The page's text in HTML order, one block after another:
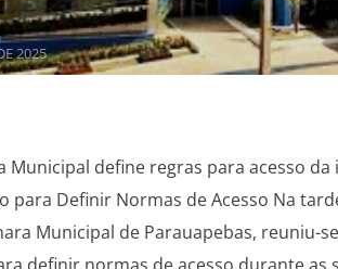
2025
Municipal define regras para acesso
para Definir Normas de Acesso Na
Municipal de Parauapebas, reuniu-